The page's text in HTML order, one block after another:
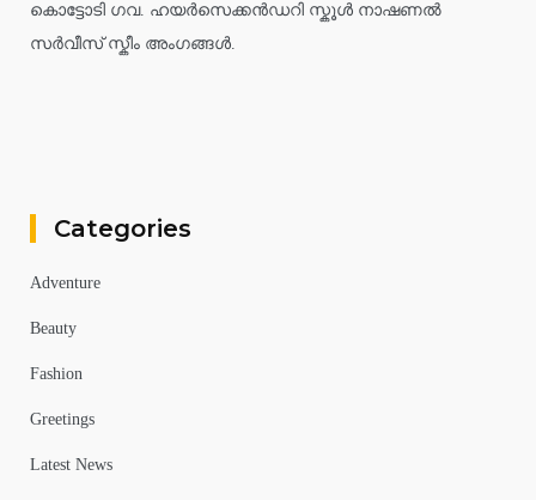
കൊട്ടോടി ഗവ. ഹയർസെക്കൻഡറി സ്കൂൾ നാഷണൽ
സർവീസ് സ്കീം അംഗങ്ങൾ.
Categories
Adventure
Beauty
Fashion
Greetings
Latest News